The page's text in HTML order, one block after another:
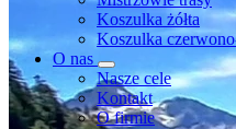
Koszulka żółta
Koszulka
O nas
Nasze cele
Kontakt
O firmie